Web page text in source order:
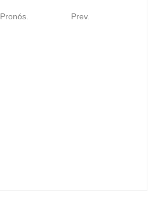
Pronós. Prev.